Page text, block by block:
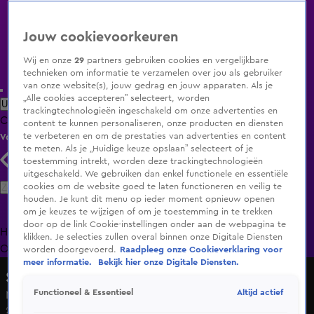
Uitzending Gemist Populaire programma's Zenders Genres
ClipsFilmsRadioSmart TV inlogShop
Volg KIJK
Zoeken
HomeUitzending Gemist Programma's De Bondgenoten
OranjezomerLivestreamsShop
Shownieuws
Marco Borsato krijgt liefdevol bezoek
29 jan 2025, 16:40
Jouw cookievoorkeuren
Wij en onze29 partners gebruiken cookies en vergelijkbare
technieken om informatie te verzamelen over jou als gebruiker
van onze website(s), jouw gedrag en jouw apparaten. Als je
„Alle cookies accepteren” selecteert, worden
trackingtechnologieën ingeschakeld om onze advertenties en
content te kunnen personaliseren, onze producten en diensten
te verbeteren en om de prestaties van advertenties en content
te meten. Als je „Huidige keuze opslaan” selecteert of je
toestemming intrekt, worden deze trackingtechnologieën
uitgeschakeld. We gebruiken dan enkel functionele en essentiële
cookies om de website goed te laten functioneren en veilig te
houden. Je kunt dit menu op ieder moment opnieuw openen
om je keuzes te wijzigen of om je toestemming in te trekken
door op de link Cookie-instellingen onder aan de webpagina te
klikken. Je selecties zullen overal binnen onze Digitale Diensten
worden doorgevoerd.
Raadpleeg onze Cookieverklaring voor
meer informatie.
Bekijk hier onze Digitale Diensten.
Functioneel & Essentieel Altijd actief